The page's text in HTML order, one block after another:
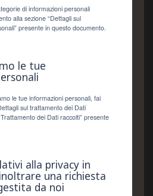
di informazioni personali
alla sezione “Dettagli sul
presente in questo documento.
le tue
le tue informazioni personali, fai
sul trattamento dei Dati
dei Dati raccolti” presente
alla privacy in
una richiesta
da noi